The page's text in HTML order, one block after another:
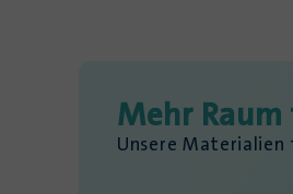
Mehr
Unsere